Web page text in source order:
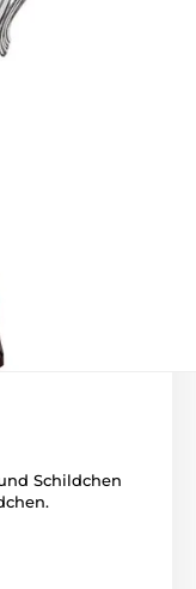
Schildchen